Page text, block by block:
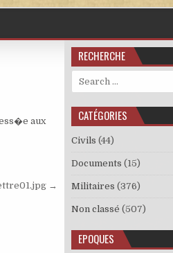
aux
→
RECHERCHE
Search for:
CATÉGORIES
Civils (44)
Documents (15)
Militaires (376)
Non classé (507)
EPOQUES